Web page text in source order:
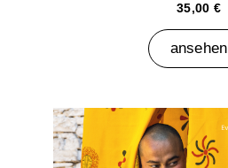
35,00 €
ansehen